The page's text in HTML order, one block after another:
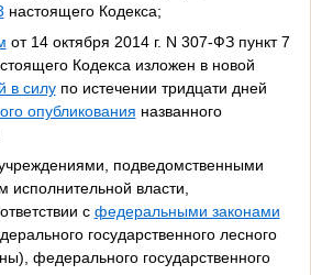
настоящего Кодекса;
от 14 октября 2014 г. N 307-ФЗ пункт 7
Кодекса изложен в новой
в силупо истечении тридцати дней
опубликования названного
подведомственными
власти,
с федеральными законами
государственного лесного
федерального государственного